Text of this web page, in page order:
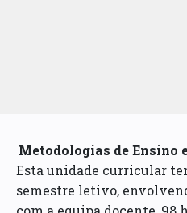
Metodologias de Ensino
Esta unidade curricular
semestre letivo,